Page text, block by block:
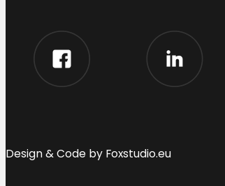
Design & Code by Foxstudio.eu